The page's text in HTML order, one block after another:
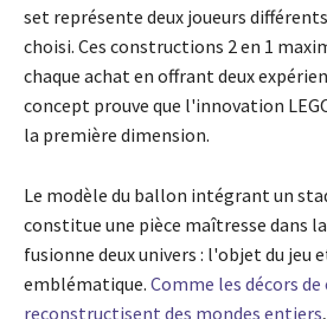
set représente deux joueurs
choisi. Ces constructions 2 en 1
chaque achat en offrant deux
concept prouve que l'innovation
la première dimension.
Le modèle du ballon intégrant un
constitue une pièce maîtresse dans
fusionne deux univers : l'objet du jeu
emblématique. Comme les décors de
reconstructisent des mondes entiers